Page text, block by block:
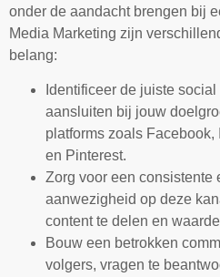
onder de aandacht brengen bij
Media Marketing zijn
belang:
Identificeer de juiste
aansluiten bij jouw
platforms zoals Facebook,
en Pinterest.
Zorg voor een consistente
aanwezigheid op deze
content te delen en
Bouw een betrokken
volgers, vragen te